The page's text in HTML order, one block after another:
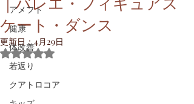
アメフト
健康
体改善
若返り
クアトロコア
ケート・ダンス
更新日：4月29日
5つ星のうちNaNと評価されています。